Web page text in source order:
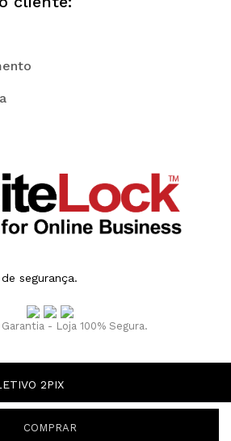
COMPRAR
- Loja 100% Segura.
2PIX